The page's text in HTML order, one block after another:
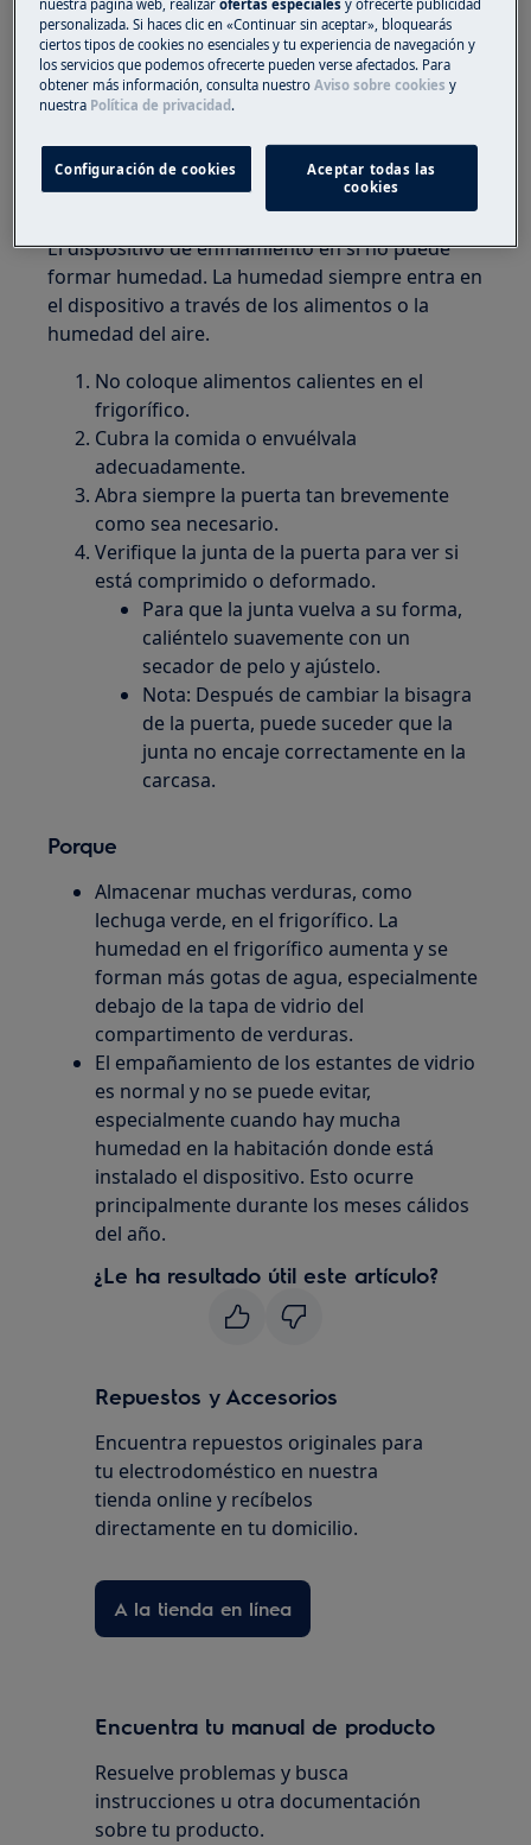
Se aplica a
Frigorífico
Combi
Solución
El dispositivo de enfriamiento en sí no puede
formar humedad. La humedad siempre entra en
el dispositivo a través de los alimentos o la
humedad del aire.
No coloque alimentos calientes en el
frigorífico.
Cubra la comida o envuélvala
adecuadamente.
Abra siempre la puerta tan brevemente
como sea necesario.
Verifique la junta de la puerta para ver si
está comprimido o deformado.
Para que la junta vuelva a su forma,
caliéntelo suavemente con un
secador de pelo y ajústelo.
Nota: Después de cambiar la bisagra
de la puerta, puede suceder que la
junta no encaje correctamente en la
carcasa.
Porque
Almacenar muchas verduras, como
lechuga verde, en el frigorífico. La
humedad en el frigorífico aumenta y se
forman más gotas de agua, especialmente
debajo de la tapa de vidrio del
compartimento de verduras.
El empañamiento de los estantes de vidrio
es normal y no se puede evitar,
especialmente cuando hay mucha
humedad en la habitación donde está
instalado el dispositivo. Esto ocurre
principalmente durante los meses cálidos
del año.
¿Le ha resultado útil este artículo?
Repuestos y Accesorios
Encuentra repuestos originales para
tu electrodoméstico en nuestra
tienda online y recíbelos
directamente en tu domicilio.
A la tienda en línea
Encuentra tu manual de producto
Resuelve problemas y busca
instrucciones u otra documentación
sobre tu producto.
nuestra página web, realizarofertas especiales y ofrecerte publicidad
personalizada. Si haces clic en «Continuar sin aceptar», bloquearás
ciertos tipos de cookies no esenciales y tu experiencia de navegación y
los servicios que podemos ofrecerte pueden verse afectados. Para
obtener más información, consulta nuestroAviso sobre cookies y
nuestra Política de privacidad .
Configuración de cookies
Aceptar todas las
cookies